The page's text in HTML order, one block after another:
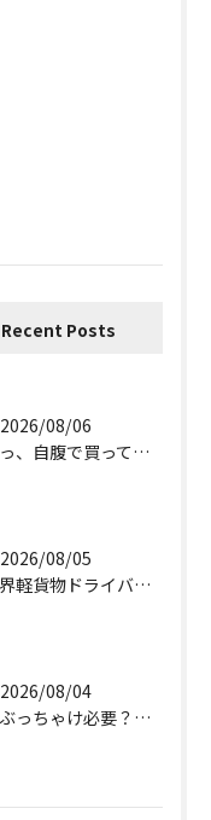
Recent Posts
2026/08/06
えっ、自腹で買ってた！ドラレコやバックカメラの導入で国からお金が出るって本当？
2026/08/05
限界軽貨物ドライバーが最低限やるべき！？「ズボラ経費防衛術」
2026/08/04
【ぶっちゃけ必要？】猛暑日に倒れず愛車を守る軽貨物ドライバーの「割り切り洗車術」